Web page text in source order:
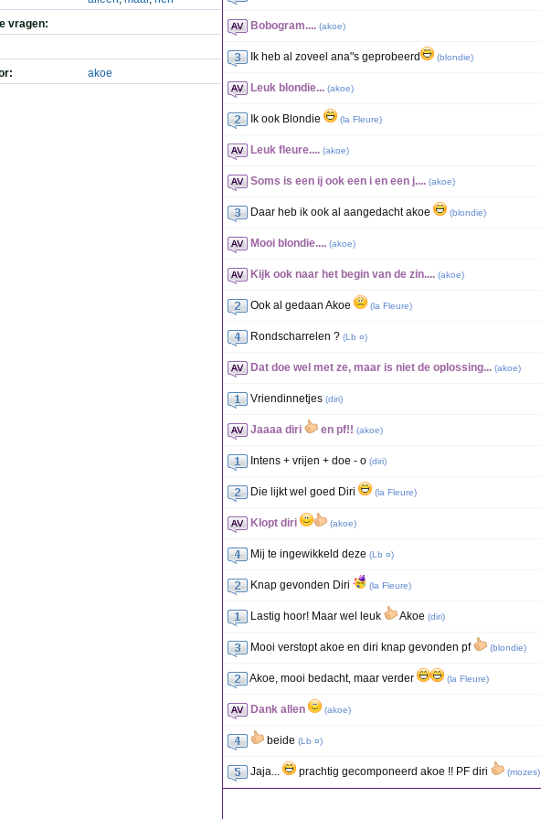
vragen:
akoe
Bobogram.... (akoe)
Ik heb al zoveel ana"s geprobeerd (blondie)
Leuk blondie... (akoe)
Ik ook Blondie (la Fleure)
Leuk fleure.... (akoe)
Soms is een ij ook een i en een j.... (akoe)
Daar heb ik ook al aangedacht akoe (blondie)
Mooi blondie.... (akoe)
Kijk ook naar het begin van de zin.... (akoe)
Ook al gedaan Akoe (la Fleure)
Rondscharrelen ? (Lb ¤)
Dat doe wel met ze, maar is niet de oplossing... (akoe)
Vriendinnetjes (diri)
Jaaaa diri en pf!! (akoe)
Intens + vrijen + doe - o (diri)
Die lijkt wel goed Diri (la Fleure)
Klopt diri (akoe)
Mij te ingewikkeld deze (Lb ¤)
Knap gevonden Diri (la Fleure)
Lastig hoor! Maar wel leuk Akoe (diri)
Mooi verstopt akoe en diri knap gevonden pf (blondie)
Akoe, mooi bedacht, maar verder (la Fleure)
Dank allen (akoe)
beide (Lb ¤)
Jaja... prachtig gecomponeerd akoe !! PF diri (mozes)